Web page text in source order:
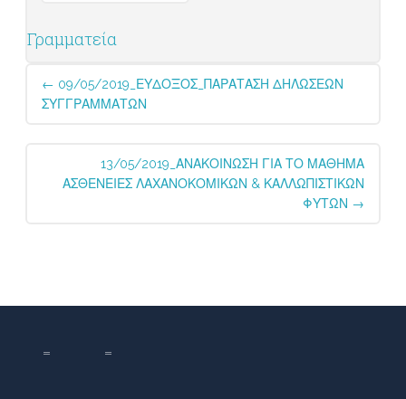
Γραμματεία
Post
navigation
← 09/05/2019_ΕΥΔΟΞΟΣ_ΠΑΡΑΤΑΣΗ ΔΗΛΩΣΕΩΝ
ΣΥΓΓΡΑΜΜΑΤΩΝ
13/05/2019_ΑΝΑΚΟΙΝΩΣΗ ΓΙΑ ΤΟ ΜΑΘΗΜΑ
ΑΣΘΕΝΕΙΕΣ ΛΑΧΑΝΟΚΟΜΙΚΩΝ & ΚΑΛΛΩΠΙΣΤΙΚΩΝ
ΦΥΤΩΝ →